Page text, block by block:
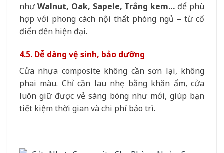
nhưWalnut, Oak, Sapele, Trắng kem… để phù
hợp với phong cách nội thất phòng ngủ – từ cổ
điển đến hiện đại.
4.5. Dễ dàng vệ sinh, bảo dưỡng
Cửa nhựa composite không cần sơn lại, không
phai màu. Chỉ cần lau nhẹ bằng khăn ẩm, cửa
luôn giữ được vẻ sáng bóng như mới, giúp bạn
tiết kiệm thời gian và chi phí bảo trì.